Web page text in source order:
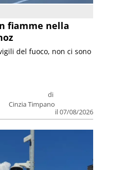
fiamme nella
di
Cinzia Timpano
il 07/08/2026
del fuoco, non ci sono